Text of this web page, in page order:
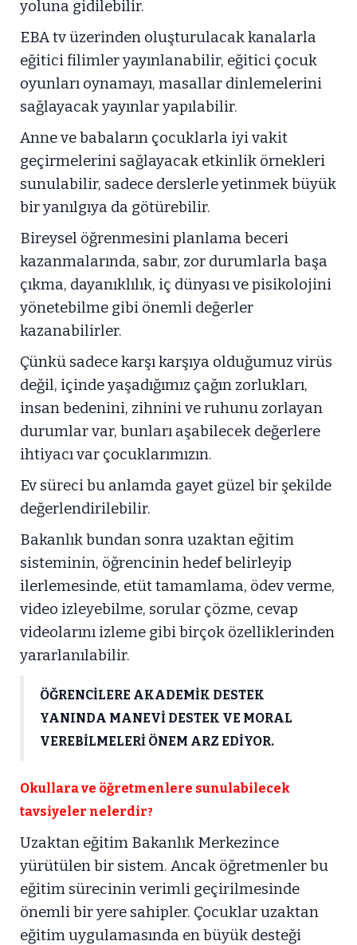
yoluna gidilebilir.
EBA tv üzerinden oluşturulacak kanalarla
eğitici filimler yayınlanabilir, eğitici çocuk
oyunları oynamayı, masallar dinlemelerini
sağlayacak yayınlar yapılabilir.
Anne ve babaların çocuklarla iyi vakit
geçirmelerini sağlayacak etkinlik örnekleri
sunulabilir, sadece derslerle yetinmek büyük
bir yanılgıya da götürebilir.
Bireysel öğrenmesini planlama beceri
kazanmalarında, sabır, zor durumlarla başa
çıkma, dayanıklılık, iç dünyası ve pisikolojini
yönetebilme gibi önemli değerler
kazanabilirler.
Çünkü sadece karşı karşıya olduğumuz virüs
değil, içinde yaşadığımız çağın zorlukları,
insan bedenini, zihnini ve ruhunu zorlayan
durumlar var, bunları aşabilecek değerlere
ihtiyacı var çocuklarımızın.
Ev süreci bu anlamda gayet güzel bir şekilde
değerlendirilebilir.
Bakanlık bundan sonra uzaktan eğitim
sisteminin, öğrencinin hedef belirleyip
ilerlemesinde, etüt tamamlama, ödev verme,
video izleyebilme, sorular çözme, cevap
videolarını izleme gibi birçok özelliklerinden
yararlanılabilir.
ÖĞRENCİLERE AKADEMİK DESTEK
YANINDA MANEVİ DESTEK VE MORAL
VEREBİLMELERİ ÖNEM ARZ EDİYOR.
Okullara ve öğretmenlere sunulabilecek
tavsiyeler nelerdir?
Uzaktan eğitim Bakanlık Merkezince
yürütülen bir sistem. Ancak öğretmenler bu
eğitim sürecinin verimli geçirilmesinde
önemli bir yere sahipler. Çocuklar uzaktan
eğitim uygulamasında en büyük desteği